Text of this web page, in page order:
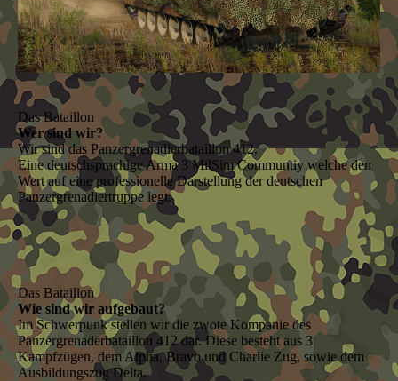
Das Bataillon
Wer sind wir?
Wir sind das Panzergrenadierbataillon 412.
Eine deutschsprachige Arma 3 MilSim Communtiy welche den
Wert auf eine professionelle Darstellung der deutschen
Panzergrenadiertruppe legt.
Das Bataillon
Wie sind wir aufgebaut?
Im Schwerpunk stellen wir die zwote Kompanie des
Panzergrenaderbataillon 412 dar. Diese besteht aus 3
Kampfzügen, dem Alpha, Bravo und Charlie Zug, sowie dem
Ausbildungszug Delta.